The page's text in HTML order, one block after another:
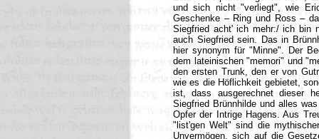
und sich nicht "verliegt", wie
Geschenke – Ring und Ross –
Siegfried acht' ich mehr:/ ich bin
auch Siegfried sein. Das in
hier synonym für "Minne". Der
dem lateinischen "memori" und
den ersten Trunk, den er von
wie es die Höflichkeit gebietet,
ist, dass ausgerechnet dieser
Siegfried Brünnhilde und alles
Opfer der Intrige Hagens. Aus
"list'gen Welt" sind die
Unvermögen, sich auf die